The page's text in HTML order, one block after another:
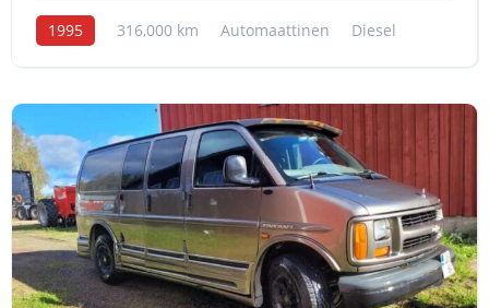
1995 316,000 km Automaattinen Diesel